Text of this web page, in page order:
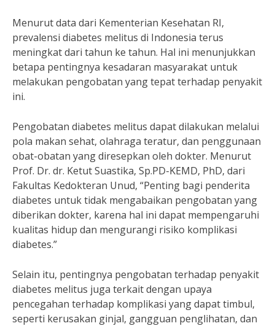
Menurut data dari Kementerian Kesehatan RI,
prevalensi diabetes melitus di Indonesia terus
meningkat dari tahun ke tahun. Hal ini menunjukkan
betapa pentingnya kesadaran masyarakat untuk
melakukan pengobatan yang tepat terhadap penyakit
ini.
Pengobatan diabetes melitus dapat dilakukan melalui
pola makan sehat, olahraga teratur, dan penggunaan
obat-obatan yang diresepkan oleh dokter. Menurut
Prof. Dr. dr. Ketut Suastika, Sp.PD-KEMD, PhD, dari
Fakultas Kedokteran Unud, “Penting bagi penderita
diabetes untuk tidak mengabaikan pengobatan yang
diberikan dokter, karena hal ini dapat mempengaruhi
kualitas hidup dan mengurangi risiko komplikasi
diabetes.”
Selain itu, pentingnya pengobatan terhadap penyakit
diabetes melitus juga terkait dengan upaya
pencegahan terhadap komplikasi yang dapat timbul,
seperti kerusakan ginjal, gangguan penglihatan, dan